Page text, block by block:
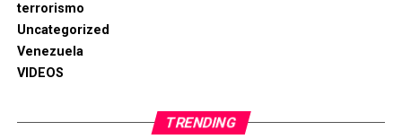
terrorismo
Uncategorized
Venezuela
VIDEOS
TRENDING